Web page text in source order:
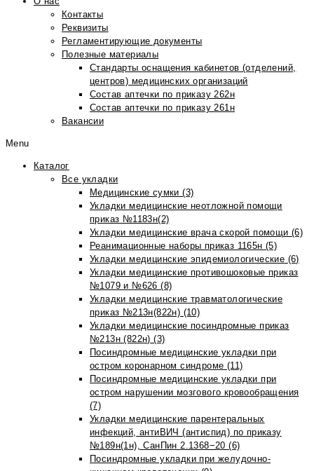
Контакты
Реквизиты
Регламентирующие документы
Полезные материалы
Стандарты оснащения кабинетов (отделений,
центров) медицинских организаций
Состав аптечки по приказу 262н
Состав аптечки по приказу 261н
Вакансии
Menu
Каталог
Все укладки
Медицинские сумки (3)
Укладки медицинские неотложной помощи
приказ №1183н(2)
Укладки медицинские врача скорой помощи (6)
Реанимационные наборы приказ 1165н (5)
Укладки медицинские эпидемиологические (6)
Укладки медицинские противошоковые приказ
№1079 и №626 (8)
Укладки медицинские травматологические
приказ №213н(822н) (10)
Укладки медицинские посиндромные приказ
№213н (822н) (3)
Посиндромные медицинские укладки при
остром коронарном синдроме (11)
Посиндромные медицинские укладки при
остром нарушении мозгового кровообращения
(7)
Укладки медицинские парентеральных
инфекций, антиВИЧ (антиспид) по приказу
№189н(1н), СанПин 2.1368−20 (6)
Посиндромные укладки при желудочно-